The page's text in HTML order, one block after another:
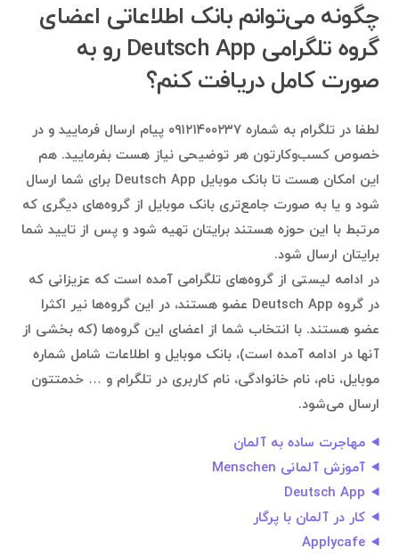
چگونه می‌توانم بانک اطلاعاتی اعضای
گروه تلگرامی Deutsch App رو به
صورت کامل دریافت کنم؟
لطفا در تلگرام به شماره ۰۹۱۲۱۴۰۰۲۳۷ پیام ارسال فرمایید و در
خصوص کسب‌وکارتون هر توضیحی نیاز هست بفرمایید. هم
این امکان هست تا بانک موبایل Deutsch App برای شما ارسال
شود و یا به صورت جامع‌تری بانک موبایل از گروه‌های دیگری که
مرتبط با این حوزه هستند برایتان تهیه شود و پس از تایید شما
برایتان ارسال شود.
در ادامه لیستی از گروه‌های تلگرامی آمده است که عزیزانی که
در گروه Deutsch App عضو هستند، در این گروه‌ها نیر اکثرا
عضو هستند. با انتخاب شما از اعضای این گروه‌ها (که بخشی از
آنها در ادامه آمده است)، بانک موبایل و اطلاعات شامل شماره
موبایل، نام، نام خانوادگی، نام کاربری در تلگرام و … خدمتتون
ارسال می‌شود.
مهاجرت ساده به آلمان
آموزش آلمانی Menschen
Deutsch App
کار در آلمان با پرگار
Applycafe